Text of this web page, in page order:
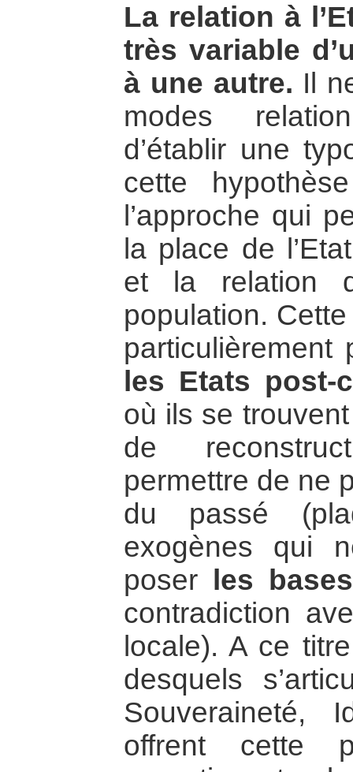
La relation à
très variable
à une autre. Il
modes
d’établir une
cette
l’approche qui
la place de
et la relation
population.
particulièrement
les Etats post-
où ils se
de
permettre de ne
du passé
exogènes qui
poser
les
contradiction
locale). A ce
desquels
Souveraineté,
offrent cette